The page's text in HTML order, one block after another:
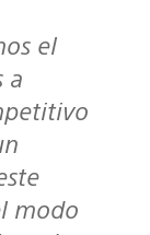
el
a
modo